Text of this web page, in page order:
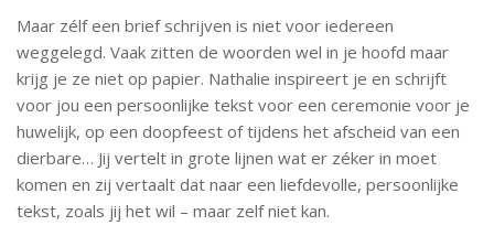
Maar zélf een brief schrijven is niet voor iedereen
weggelegd. Vaak zitten de woorden wel in je hoofd maar
krijg je ze niet op papier. Nathalie inspireert je en schrijft
voor jou een persoonlijke tekst voor een ceremonie voor je
huwelijk, op een doopfeest of tijdens het afscheid van een
dierbare… Jij vertelt in grote lijnen wat er zéker in moet
komen en zij vertaalt dat naar een liefdevolle, persoonlijke
tekst, zoals jij het wil – maar zelf niet kan.